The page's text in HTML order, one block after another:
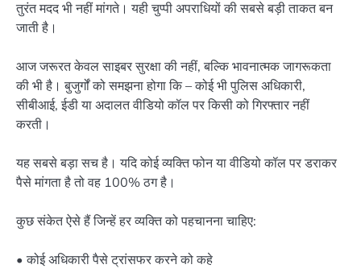
तुरंत मदद भी नहीं मांगते। यही चुप्पी अपराधियों की सबसे बड़ी ताकत बन
जाती है।
आज जरूरत केवल साइबर सुरक्षा की नहीं, बल्कि भावनात्मक जागरूकता
की भी है। बुजुर्गों को समझना होगा कि – कोई भी पुलिस अधिकारी,
सीबीआई, ईडी या अदालत वीडियो कॉल पर किसी को गिरफ्तार नहीं
करती।
यह सबसे बड़ा सच है। यदि कोई व्यक्ति फोन या वीडियो कॉल पर डराकर
पैसे मांगता है तो वह 100% ठग है।
कुछ संकेत ऐसे हैं जिन्हें हर व्यक्ति को पहचानना चाहिए:
• कोई अधिकारी पैसे ट्रांसफर करने को कहे